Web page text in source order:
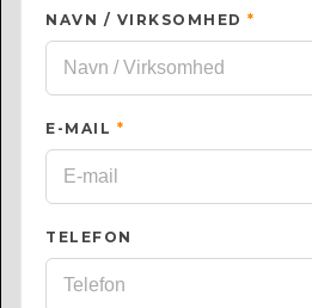
NAVN / VIRKSOMHED *
E-MAIL *
TELEFON